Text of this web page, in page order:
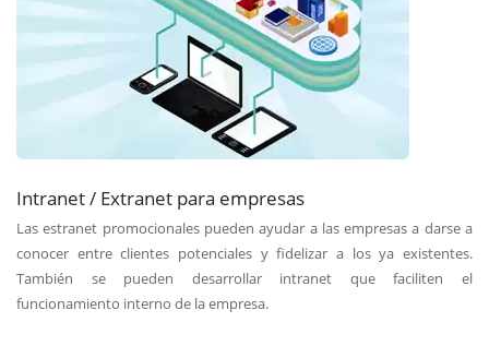
Intranet / Extranet para empresas
Las estranet promocionales pueden ayudar a las empresas a darse a
conocer entre clientes potenciales y fidelizar a los ya existentes.
También se pueden desarrollar intranet que faciliten el
funcionamiento interno de la empresa.